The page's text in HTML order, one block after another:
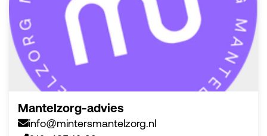
Mantelzorg-advies
info@mintersmantelzorg.nl